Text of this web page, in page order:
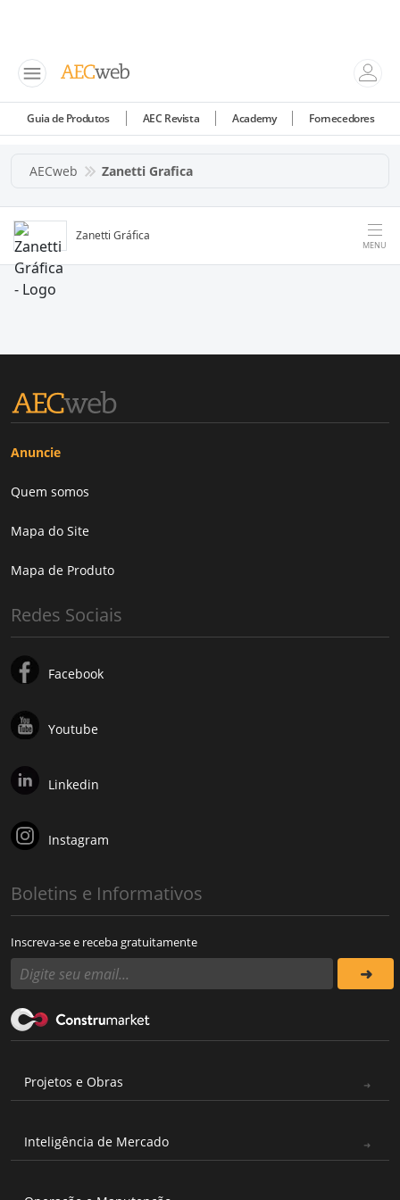
Guia de Produtos AEC Revista Academy Fornecedores
AECweb Zanetti Grafica
Zanetti Gráfica
MENU
Anuncie
Quem somos
Mapa do Site
Mapa de Produto
Redes Sociais
Facebook
Youtube
Linkedin
Instagram
Boletins e Informativos
Inscreva-se e receba gratuitamente
Projetos e Obras
Inteligência de Mercado